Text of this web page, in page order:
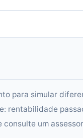
para simular
rentabilidade
um assessor